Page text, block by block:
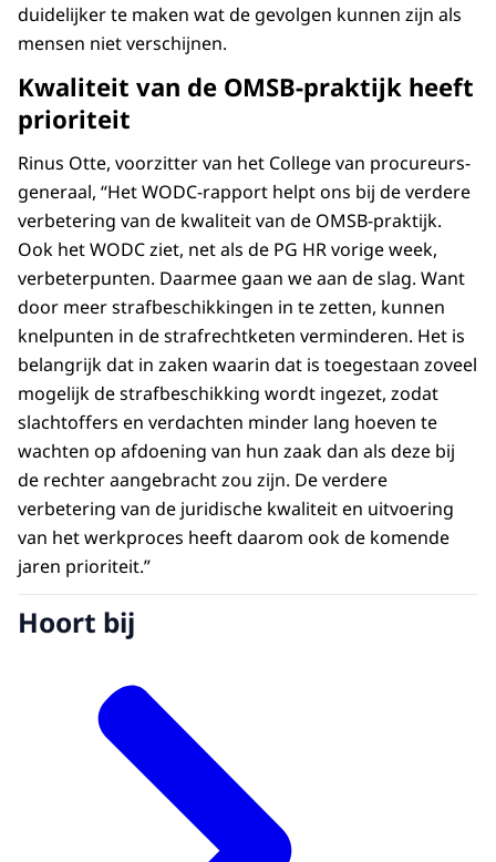
duidelijker te maken wat de gevolgen kunnen zijn als
mensen niet verschijnen.
Kwaliteit van de OMSB-praktijk heeft
prioriteit
Rinus Otte, voorzitter van het College van procureurs-
generaal, “Het WODC-rapport helpt ons bij de verdere
verbetering van de kwaliteit van de OMSB-praktijk.
Ook het WODC ziet, net als de PG HR vorige week,
verbeterpunten. Daarmee gaan we aan de slag. Want
door meer strafbeschikkingen in te zetten, kunnen
knelpunten in de strafrechtketen verminderen. Het is
belangrijk dat in zaken waarin dat is toegestaan zoveel
mogelijk de strafbeschikking wordt ingezet, zodat
slachtoffers en verdachten minder lang hoeven te
wachten op afdoening van hun zaak dan als deze bij
de rechter aangebracht zou zijn. De verdere
verbetering van de juridische kwaliteit en uitvoering
van het werkproces heeft daarom ook de komende
jaren prioriteit.”
Hoort bij